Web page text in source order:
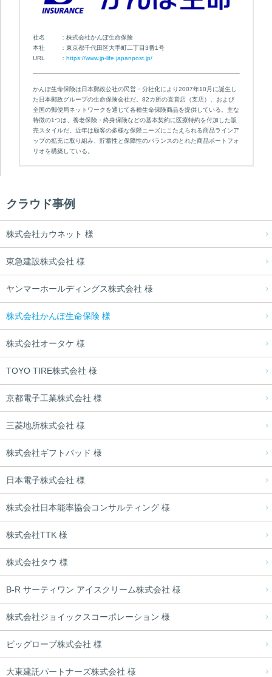
社名
株式会社かんぽ生命保険
本社
東京都千代田区大手町二丁目3番1号
URL
https://www.jp-life.japanpost.jp/
かんぽ生命保険は日本郵政公社の民営・分社化により2007年10月に誕生し
た日本郵政グループの生命保険会社だ。82カ所の直営店（支店）、および
全国の郵便局ネットワークを通じて各種生命保険商品を提供している。主な
特徴の1つは、養老保険・終身保険などの基本契約に医療特約を付加した販
売スタイルだ。近年は顧客の多様な保障ニーズにこたえられる商品ラインア
ップの拡充に取り組み、貯蓄性と保障性のバランスのとれた商品ポートフォ
リオを構築している。
クラウド事例
株式会社カウネット 様
東急建設株式会社 様
ヤンマーホールディングス株式会社 様
株式会社かんぽ生命保険 様
株式会社オータケ 様
TOYO TIRE株式会社 様
京都電子工業株式会社 様
三菱地所株式会社 様
株式会社ギフトパッド 様
日本電子株式会社 様
株式会社日本能率協会コンサルティング 様
株式会社TTK 様
株式会社タウ 様
B-R サーティワン アイスクリーム株式会社 様
株式会社ジョイックスコーポレーション 様
ビッグローブ株式会社 様
大東建託パートナーズ株式会社 様